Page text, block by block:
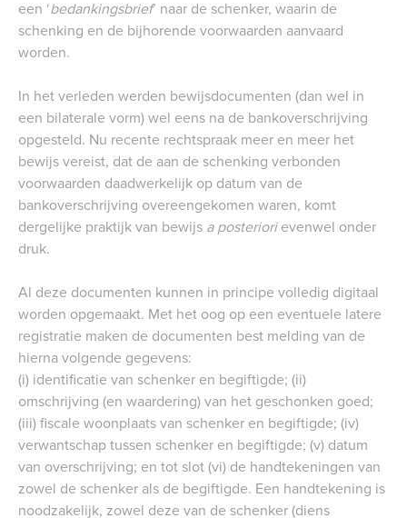
een ‘bedankingsbrief’ naar de schenker, waarin de
schenking en de bijhorende voorwaarden aanvaard
worden.
In het verleden werden bewijsdocumenten (dan wel in
een bilaterale vorm) wel eens na de bankoverschrijving
opgesteld. Nu recente rechtspraak meer en meer het
bewijs vereist, dat de aan de schenking verbonden
voorwaarden daadwerkelijk op datum van de
bankoverschrijving overeengekomen waren, komt
dergelijke praktijk van bewijs a posteriorievenwel onder
druk.
Al deze documenten kunnen in principe volledig digitaal
worden opgemaakt. Met het oog op een eventuele latere
registratie maken de documenten best melding van de
hierna volgende gegevens:
(i) identificatie van schenker en begiftigde; (ii)
omschrijving (en waardering) van het geschonken goed;
(iii) fiscale woonplaats van schenker en begiftigde; (iv)
verwantschap tussen schenker en begiftigde; (v) datum
van overschrijving; en tot slot (vi) de handtekeningen van
zowel de schenker als de begiftigde. Een handtekening is
noodzakelijk, zowel deze van de schenker (diens